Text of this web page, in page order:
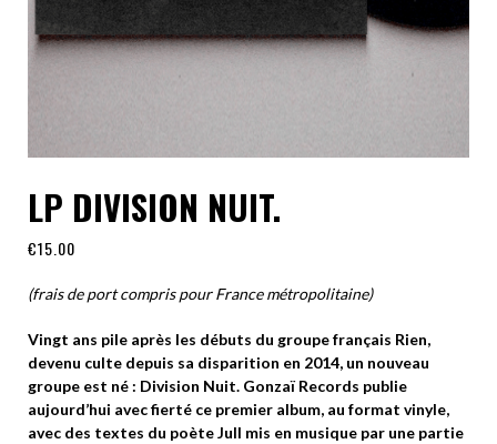
LP DIVISION NUIT.
€15.00
(frais de port compris pour France métropolitaine)
Vingt ans pile après les débuts du groupe français Rien,
devenu culte depuis sa disparition en 2014, un nouveau
groupe est né : Division Nuit. Gonzaï Records publie
aujourd’hui avec fierté ce premier album, au format vinyle,
avec des textes du poète Jull mis en musique par une partie